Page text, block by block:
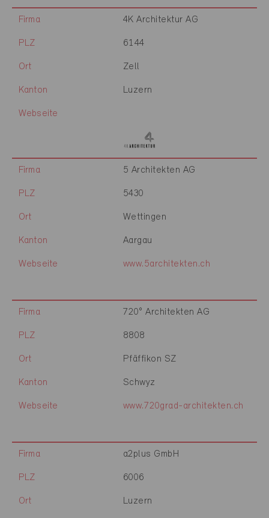
Firma 4K Architektur AG
PLZ 6144
Ort Zell
Kanton Luzern
Webseite
Firma 5 Architekten AG
PLZ 5430
Ort Wettingen
Kanton Aargau
Webseite www.5architekten.ch
Firma 720° Architekten AG
PLZ 8808
Ort Pfäffikon SZ
Kanton Schwyz
Webseite www.720grad-architekten.ch
Firma a2plus GmbH
PLZ 6006
Ort Luzern